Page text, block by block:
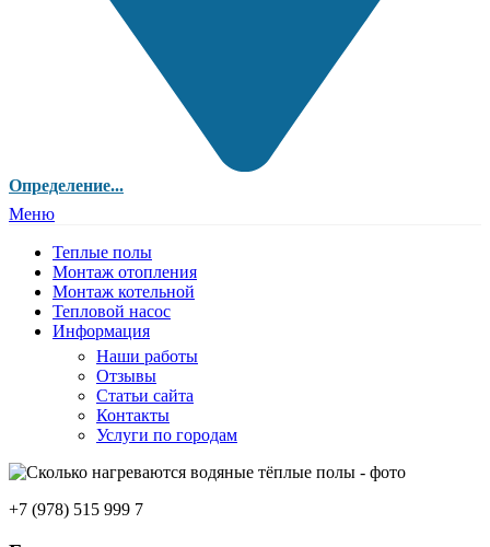
Определение...
Меню
Теплые полы
Монтаж отопления
Монтаж котельной
Тепловой насос
Информация
Наши работы
Отзывы
Статьи сайта
Контакты
Услуги по городам
+7 (978) 515 999 7